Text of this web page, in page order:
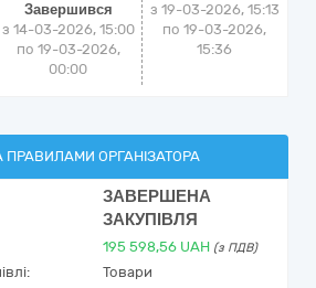
Завершився
з 14-03-2026, 15:00
по 19-03-2026,
00:00
з 19-03-2026, 15:13
по19-03-2026,
15:36
ПРАВИЛАМИ ОРГАНІЗАТОРА
ЗАВЕРШЕНА
ЗАКУПІВЛЯ
195 598,56 UAH (з ПДВ)
Товари